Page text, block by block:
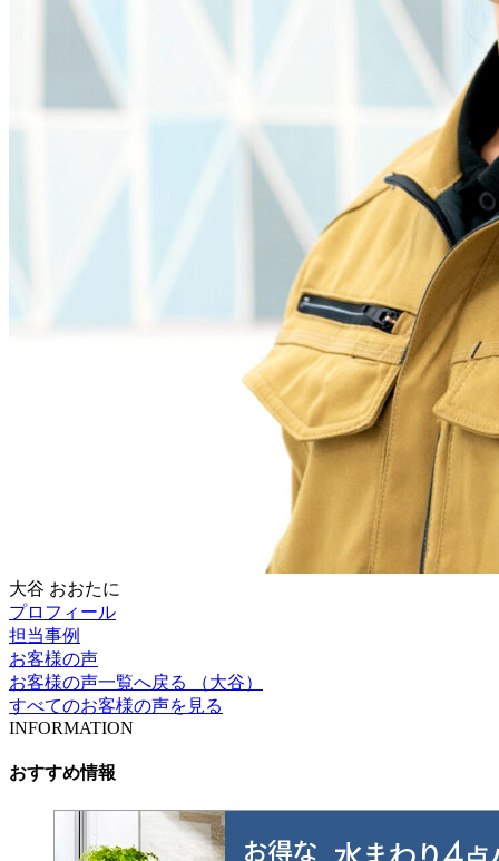
大谷 おおたに
プロフィール
担当事例
お客様の声
お客様の声一覧へ戻る （大谷）
すべてのお客様の声を見る
INFORMATION
おすすめ情報